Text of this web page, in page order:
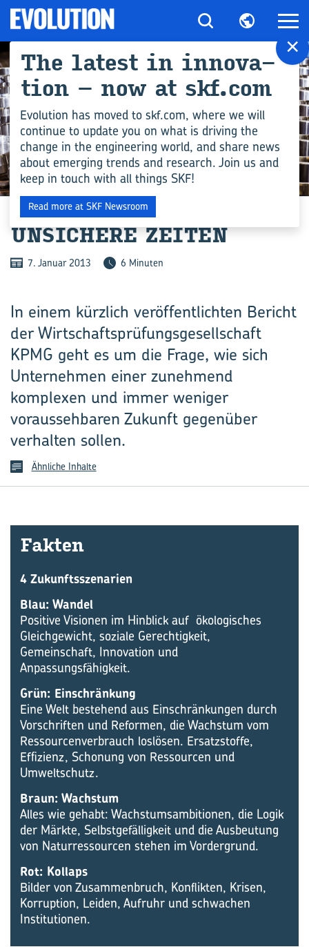
PRODUKTION
UN­SI­CHE­RE ZEI­TEN
7. Januar 2013 6 Minuten
In einem kürzlich veröffentlichten Bericht
der Wirtschaftsprüfungsgesellschaft
KPMG geht es um die Frage, wie sich
Unternehmen einer zunehmend
komplexen und immer weniger
voraussehbaren Zukunft gegenüber
verhalten sollen.
Ähnliche Inhalte
Fak­ten
4 Zukunftsszenarien
Blau: Wandel
Positive Visionen im Hinblick auf ökologisches
Gleichgewicht, soziale Gerechtigkeit,
Gemeinschaft, Innovation und
Anpassungsfähigkeit.
Grün: Einschränkung
Eine Welt bestehend aus Einschränkungen durch
Vorschriften und Reformen, die Wachstum vom
Ressourcenverbrauch los­lösen. Ersatzstoffe,
Effizienz, Schonung von Ressourcen und
Umweltschutz.
Braun: Wachstum
Alles wie gehabt: Wachstumsambitionen, die Logik
der Märkte, Selbstgefälligkeit und die Ausbeutung
von Naturressourcen stehen im Vordergrund.
Rot: Kollaps
Bilder von Zusammenbruch, Konflikten, Krisen,
Korruption, Leiden, Aufruhr und schwachen
Institutionen.
×
The la­test in in­no­va­
ti­on – now at skf.com
Evolution has moved to skf.com, where we will
continue to update you on what is driving the
change in the engineering world, and share news
about emerging trends and research. Join us and
keep in touch with all things SKF!
Read more at SKF Newsroom